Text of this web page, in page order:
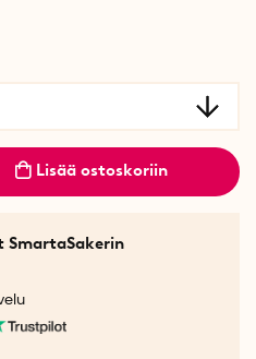
Lisää ostoskoriin
SmartaSakerin